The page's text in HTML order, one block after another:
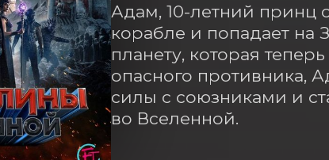
Адам, 10-летний принц
корабле и попадает на
планету, которая
опасного противника,
силы с союзниками и
во Вселенной.